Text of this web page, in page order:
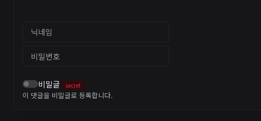
닉네임
비밀번호
비밀글 secret
이 댓글을 비밀글로 등록합니다.